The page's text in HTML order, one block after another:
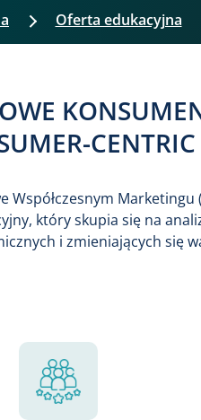
Oferta edukacyjna
Współczesnym
który skupia się na
i zmieniających się